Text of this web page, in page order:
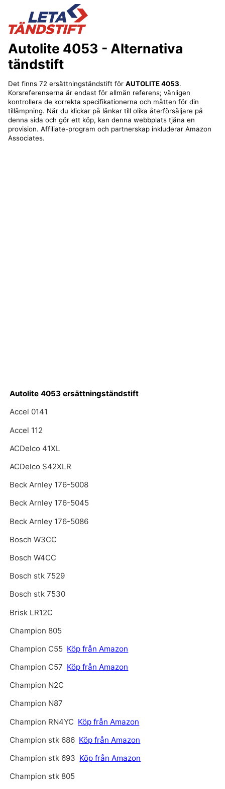
Autolite 4053 - Alternativa
tändstift
Det finns 72 ersättningständstift för AUTOLITE 4053.
Korsreferenserna är endast för allmän referens; vänligen
kontrollera de korrekta specifikationerna och måtten för din
tillämpning. När du klickar på länkar till olika återförsäljare på
denna sida och gör ett köp, kan denna webbplats tjäna en
provision. Affiliate-program och partnerskap inkluderar Amazon
Associates.
Autolite 4053 ersättningständstift
Accel 0141
Accel 112
ACDelco 41XL
ACDelco S42XLR
Beck Arnley 176-5008
Beck Arnley 176-5045
Beck Arnley 176-5086
Bosch W3CC
Bosch W4CC
Bosch stk 7529
Bosch stk 7530
Brisk LR12C
Champion 805
Champion C55 Köp från Amazon
Champion C57 Köp från Amazon
Champion N2C
Champion N87
Champion RN4YC Köp från Amazon
Champion stk 686 Köp från Amazon
Champion stk 693 Köp från Amazon
Champion stk 805